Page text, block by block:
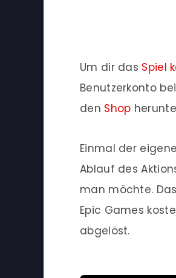
Um dir das Spiel
Benutzerkonto
den Shop
Einmal der
Ablauf des
man möchte.
Epic Games
abgelöst.